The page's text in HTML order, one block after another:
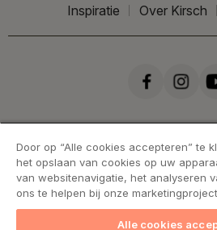
Inspiratie Over Kirsch
Door op “Alle cookies accepteren” te
het opslaan van cookies op uw
van websitenavigatie, het analyseren
ons te helpen bij onze
Alle cookies